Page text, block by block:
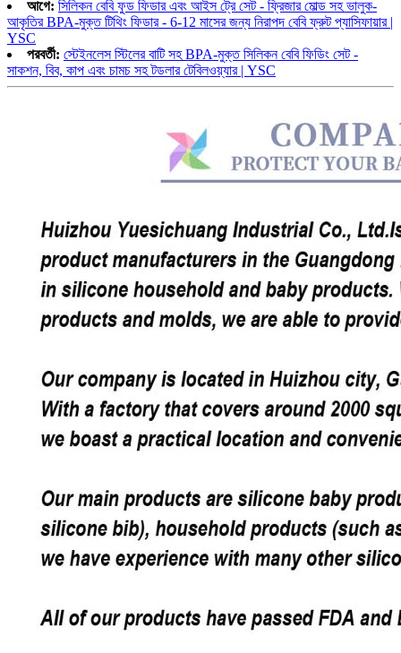
আগে: সিলিকন বেবি ফুড ফিডার এবং আইস ট্রে সেট - ফ্রিজার মোল্ড সহ ভালুক-
আকৃতির BPA-মুক্ত টিথিং ফিডার - 6-12 মাসের জন্য নিরাপদ বেবি ফ্রুট প্যাসিফায়ার |
YSC
পরবর্তী: স্টেইনলেস স্টিলের বাটি সহ BPA-মুক্ত সিলিকন বেবি ফিডিং সেট -
সাকশন, বিব, কাপ এবং চামচ সহ টডলার টেবিলওয়্যার | YSC